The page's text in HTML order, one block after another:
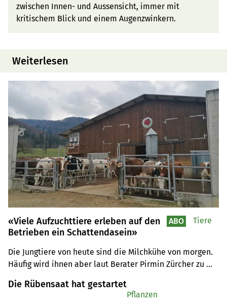
zwischen Innen- und Aussensicht, immer mit
kritischem Blick und einem Augenzwinkern.
Weiterlesen
«Viele Aufzuchttiere erleben auf den
Betrieben ein Schattendasein»
Die Jungtiere von heute sind die Milchkühe von morgen.
Häufig wird ihnen aber laut Berater Pirmin Zürcher zu
erst mit dem Beginn der 3. Laktation abgeschlossen.
ABO Tiere
Die Rübensaat hat gestartet
Pflanzen